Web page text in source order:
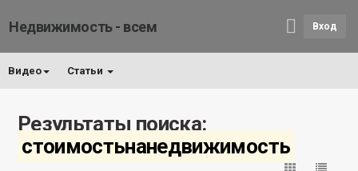
Недвижимость - всем Вход
Видео Статьи
Результаты поиска:
стоимостьнанедвижимость